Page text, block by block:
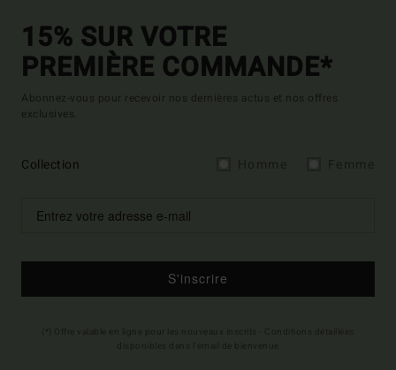
15% SUR VOTRE
PREMIÈRE COMMANDE*
Abonnez-vous pour recevoir nos dernières actus et nos offres
exclusives.
Collection
S'inscrire